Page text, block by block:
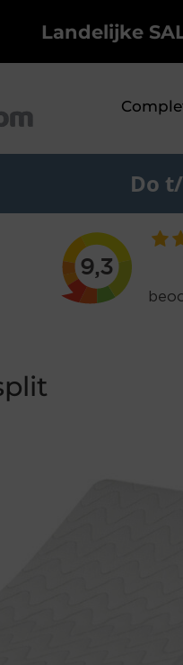
Landelijke
Do